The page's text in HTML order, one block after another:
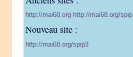
http://mai68.org http://mai68.org/spip
Nouveau site :
http://mai68.org/spip3